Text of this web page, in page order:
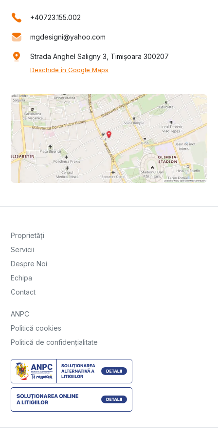
+40723.155.002
mgdesigni@yahoo.com
Strada Anghel Saligny 3, Timișoara 300207
Deschide în Google Maps
Proprietăți
Servicii
Despre Noi
Echipa
Contact
ANPC
Politică cookies
Politică de confidențialitate